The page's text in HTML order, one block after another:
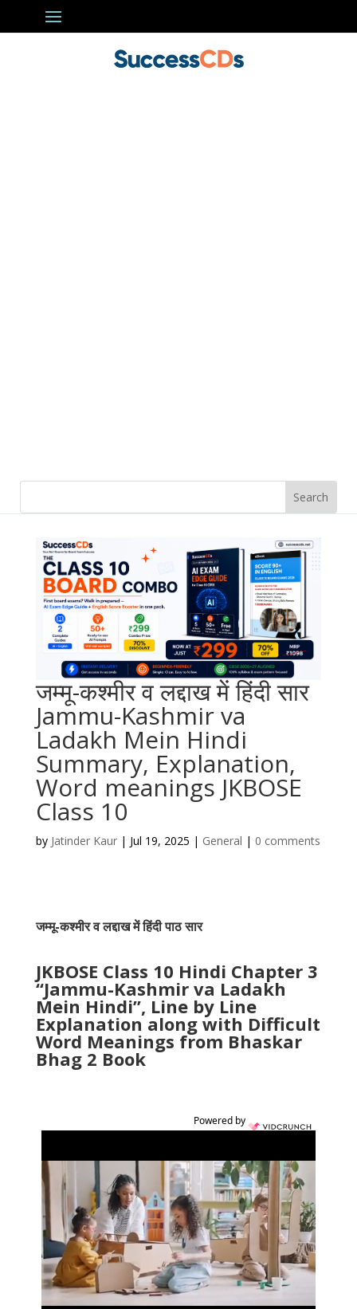
जम्मू-कश्मीर व लद्दाख में हिंदी सार
Jammu-Kashmir va
Ladakh Mein Hindi
Summary, Explanation,
Word meanings JKBOSE
Class 10
by Jatinder Kaur| Jul 19, 2025 | General | 0 comments
जम्मू-कश्मीर व लद्दाख में हिंदी पाठ सार
JKBOSE Class 10 Hindi Chapter 3
“Jammu-Kashmir va Ladakh
Mein Hindi”, Line by Line
Explanation along with Difficult
Word Meanings from Bhaskar
Bhag 2 Book
Powered by